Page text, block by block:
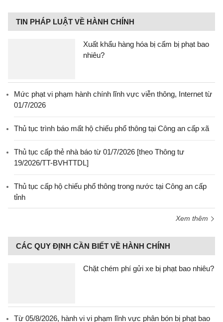
TIN PHÁP LUẬT VỀ HÀNH CHÍNH
Xuất khẩu hàng hóa bị cấm bị phạt bao
nhiêu?
Mức phạt vi phạm hành chính lĩnh vực viễn thông, Internet từ
01/7/2026
Thủ tục trình báo mất hộ chiếu phổ thông tại Công an cấp xã
Thủ tục cấp thẻ nhà báo từ 01/7/2026 [theo Thông tư
19/2026/TT-BVHTTDL]
Thủ tục cấp hộ chiếu phổ thông trong nước tại Công an cấp
tỉnh
Xem thêm
CÁC QUY ĐỊNH CẦN BIẾT VỀ HÀNH CHÍNH
Chặt chém phí gửi xe bị phạt bao nhiêu?
Từ 05/8/2026, hành vi vi phạm lĩnh vực phân bón bị phạt bao